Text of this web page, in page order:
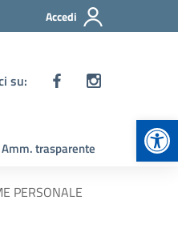
Accedi
su:
Amm. trasparente
PERSONALE